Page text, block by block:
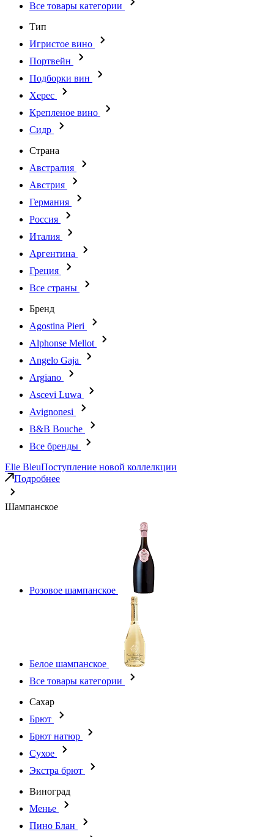
Все товары категории
Тип
Игристое вино
Портвейн
Подборки вин
Херес
Крепленое вино
Сидр
Страна
Австралия
Австрия
Германия
Россия
Италия
Аргентина
Греция
Все страны
Бренд
Agostina Pieri
Alphonse Mellot
Angelo Gaja
Argiano
Ascevi Luwa
Avignonesi
B&B Bouche
Все бренды
Elie BleuПоступление новой коллелкции
Подробнее
Шампанское
Розовое шампанское
Белое шампанское
Все товары категории
Сахар
Брют
Брют натюр
Сухое
Экстра брют
Виноград
Менье
Пино Блан